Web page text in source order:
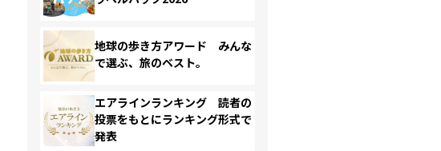
地球の歩き方アワード みんな
で選ぶ、旅のベスト。
エアラインランキング 読者の
投票をもとにランキング形式で
発表